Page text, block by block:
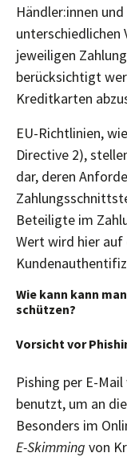
Händler:innen
unterschiedlichen
jeweiligen
berücksichtigt
Kreditkarten
EU-Richtlinien,
Directive 2),
dar, deren
Beteiligte im
Wert wird hier auf
Wie kann kann
schützen?
Vorsicht vor
Pishing per E-
benutzt, um an
Besonders im
E-Skimming von